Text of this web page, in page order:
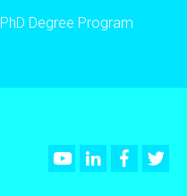
PhD Degree Program
YoutubeLinkedIn